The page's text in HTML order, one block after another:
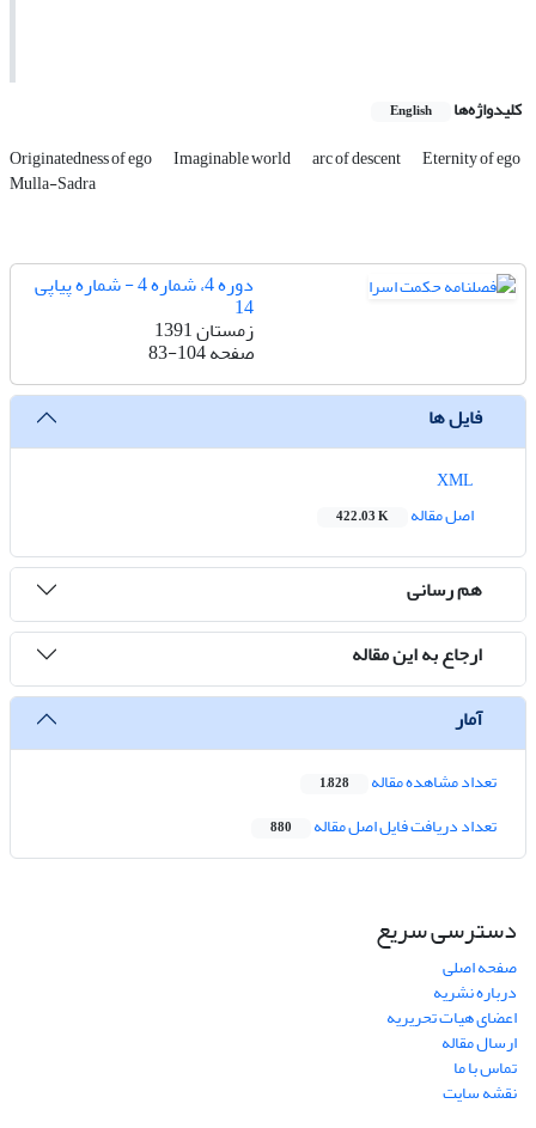
کلیدواژه‌ها English
Originatedness of ego Imaginable world arc of descent Eternity of ego
Mulla-Sadra
دوره 4، شماره 4 - شماره پیاپی
14
زمستان 1391
صفحه83-104
فایل ها
اصل مقاله
422.03 K
هم رسانی
ارجاع به این مقاله
آمار
تعداد مشاهده مقاله 1,828
تعداد دریافت فایل اصل مقاله 880
دسترسی سریع
صفحه اصلی
درباره نشریه
اعضای هیات تحریریه
ارسال مقاله
تماس با ما
نقشه سایت